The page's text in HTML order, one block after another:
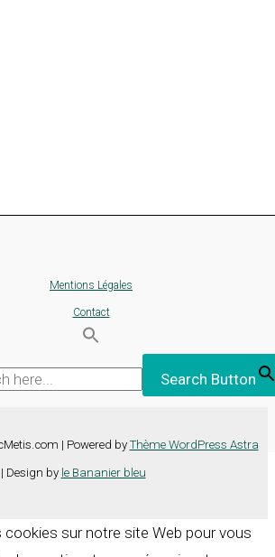
Mentions Légales
Contact
Search Button
| Powered by Thème WordPress Astra
| Design by le Bananier bleu
sur notre site Web pour vous